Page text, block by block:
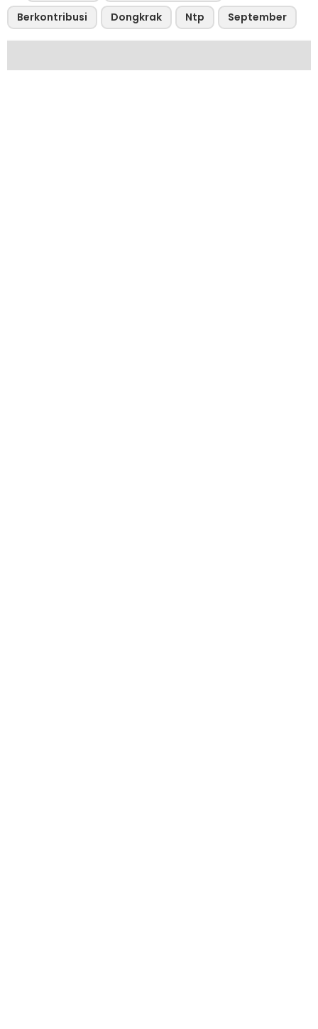
Berkontribusi Dongkrak Ntp September